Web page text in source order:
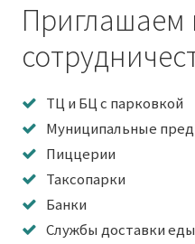
Приглашаем
ТЦ и БЦ с парковкой
Муниципальные
Пиццерии
Таксопарки
Банки
Службы доставки